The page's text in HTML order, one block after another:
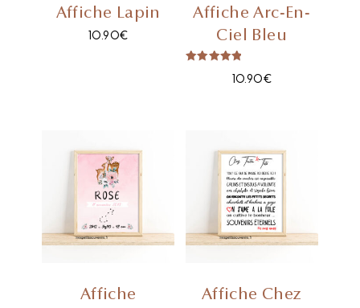
Affiche Lapin
10.90€
Affiche Arc-En-
Ciel Bleu
10.90€
Affiche
Affiche Chez